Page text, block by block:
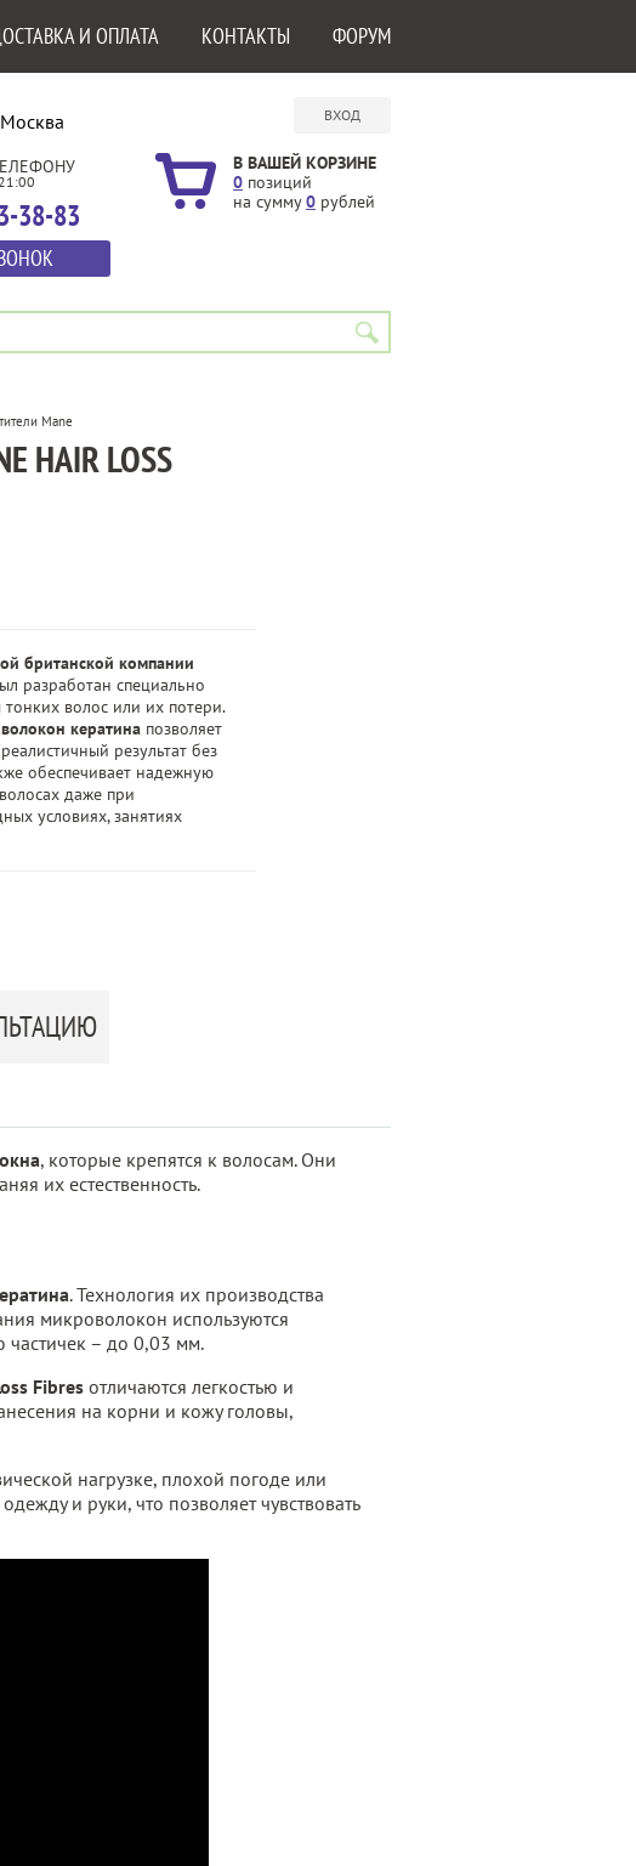
И ОПЛАТА КОНТАКТЫ ФОРУМ
Москва
38-83
ВХОД
В ВАШЕЙ КОРЗИНЕ
0 позиций
на сумму0 рублей
Mane
HAIR LOSS
британской компании
разработан специально
волос или их потери.
кератина позволяет
результат без
обеспечивает надежную
даже при
условиях, занятиях
, которые крепятся к волосам. Они
их естественность.
. Технология их производства
микроволокон используются
частичек – до 0,03 мм.
Fibres отличаются легкостью и
на корни и кожу головы,
нагрузке, плохой погоде или
и руки, что позволяет чувствовать